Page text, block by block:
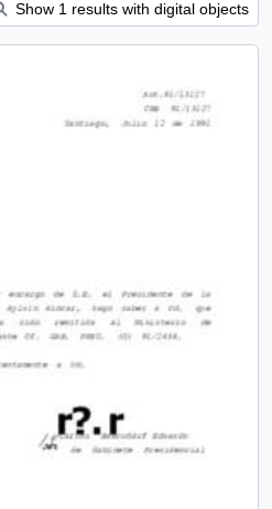
Show 1 results with digital objects